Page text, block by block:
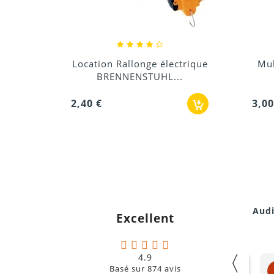
Multiprise avec protection
de surtension
3,00 €
Excellent
4.9
Basé sur 874avis 〈
Liam